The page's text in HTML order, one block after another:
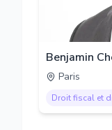
Benjamin
Paris
Droit fiscal et